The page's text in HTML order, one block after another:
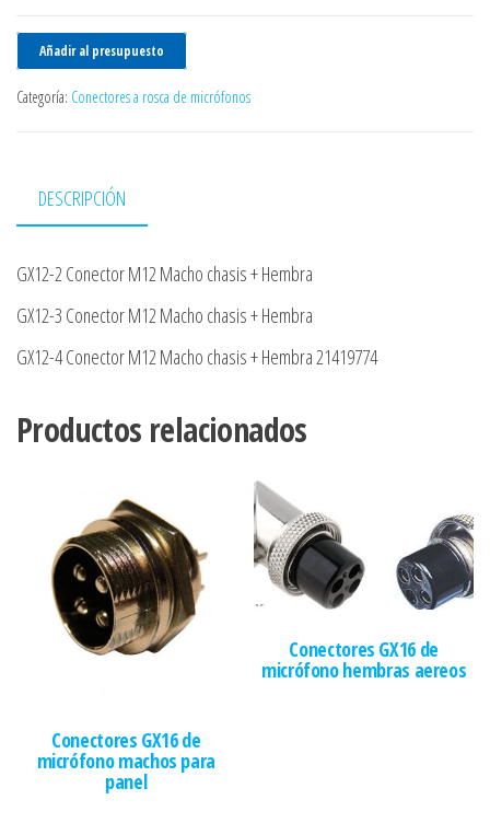
Añadir al presupuesto
Categoría: Conectores a rosca de micrófonos
DESCRIPCIÓN
GX12-2 Conector M12 Macho chasis + Hembra
GX12-3 Conector M12 Macho chasis + Hembra
GX12-4 Conector M12 Macho chasis + Hembra 21419774
Productos relacionados
Conectores GX16 de
micrófono machos para
panel
Conectores GX16 de
micrófono hembras aereos